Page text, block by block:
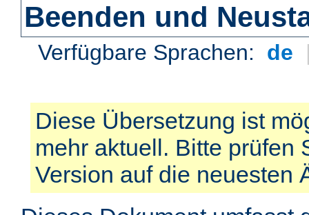
Beenden und
Verfügbare Sprachen: de
Diese Übersetzung ist
mehr aktuell. Bitte prüfen
Version auf die neuesten